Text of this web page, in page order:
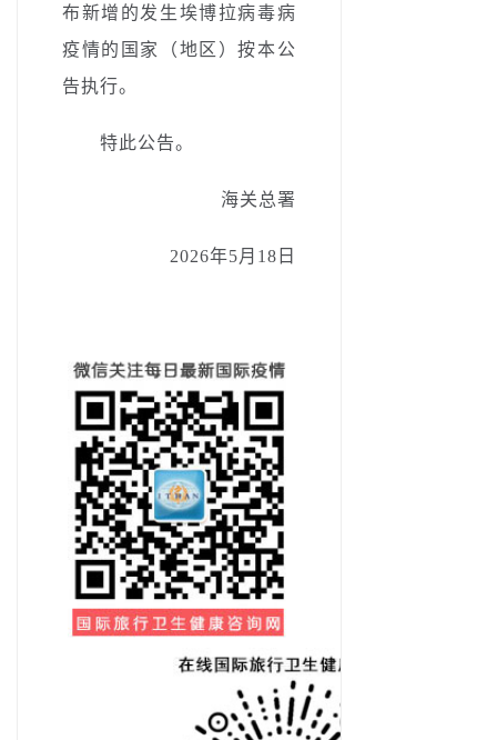
布新增的发生埃博拉病毒病
疫情的国家（地区）按本公
告执行。
特此公告。
海关总署
2026年5月18日